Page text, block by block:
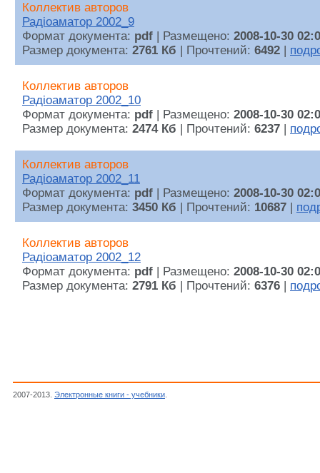
Коллектив авторов
Радiоаматор 2002_9
Формат документа: pdf | Размещено: 2008-10-30
Размер документа: 2761 Кб | Прочтений: 6492
Коллектив авторов
Радiоаматор 2002_10
Формат документа: pdf | Размещено: 2008-10-30
Размер документа: 2474 Кб | Прочтений: 6237
Коллектив авторов
Радiоаматор 2002_11
Формат документа: pdf | Размещено: 2008-10-30
Размер документа: 3450 Кб | Прочтений: 10687
Коллектив авторов
Радiоаматор 2002_12
Формат документа: pdf | Размещено: 2008-10-30
Размер документа: 2791 Кб | Прочтений: 6376
2007-2013. Электронные книги - учебники